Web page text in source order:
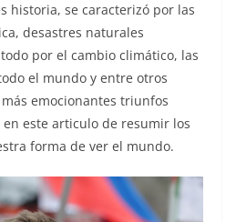
historia, se caracterizó por las
desastres naturales
por el cambio climático, las
el mundo y entre otros
emocionantes triunfos
este articulo de resumir los
forma de ver el mundo.